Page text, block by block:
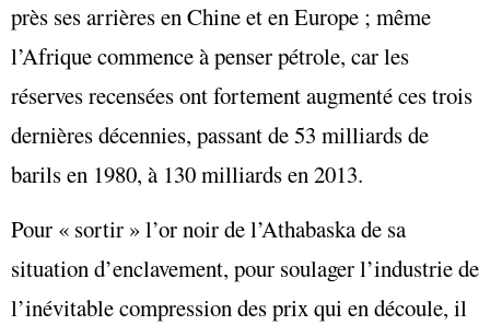
près ses arrières en Chine et en Europe ; même
l’Afrique commence à penser pétrole, car les
réserves recensées ont fortement augmenté ces trois
dernières décennies, passant de 53 milliards de
barils en 1980, à 130 milliards en 2013.
Pour « sortir » l’or noir de l’Athabaska de sa
situation d’enclavement, pour soulager l’industrie de
l’inévitable compression des prix qui en découle, il